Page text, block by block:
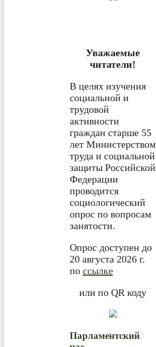
Уважаемые
читатели!
В целях изучения
социальной и
трудовой
активности
граждан старше 55
лет Министерством
труда и социальной
защиты Российской
Федерации
проводится
социологический
опрос по вопросам
занятости.
Опрос доступен до
20 августа 2026 г.
по ссылке
или по QR коду
Парламентский